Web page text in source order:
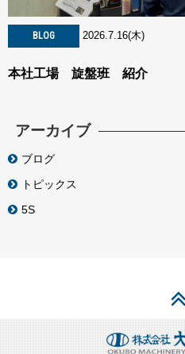
BLOG 2026.7.16(木)
本社工場 旋盤班 紹介
アーカイブ
ブログ
トピックス
5S